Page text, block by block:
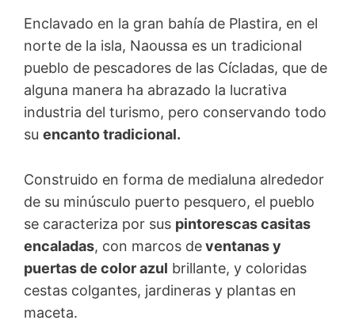
Enclavado en la gran bahía de Plastira, en el
norte de la isla, Naoussa es un tradicional
pueblo de pescadores de las Cícladas, que de
alguna manera ha abrazado la lucrativa
industria del turismo, pero conservando todo
su encanto tradicional.
Construido en forma de medialuna alrededor
de su minúsculo puerto pesquero, el pueblo
se caracteriza por sus pintorescas casitas
encaladas, con marcos deventanas y
puertas de color azul brillante, y coloridas
cestas colgantes, jardineras y plantas en
maceta.